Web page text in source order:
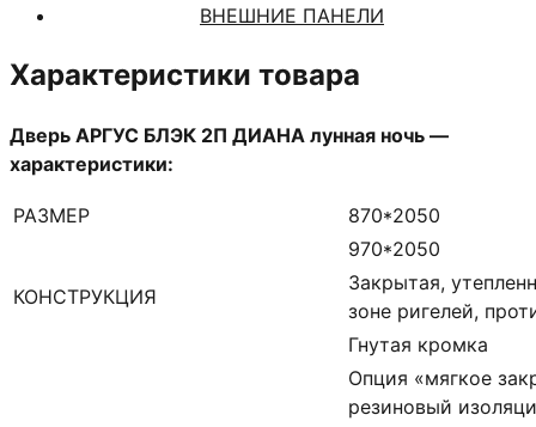
ВНЕШНИЕ ПАНЕЛИ
Характеристики товара
Дверь АРГУС БЛЭК 2П ДИАНА лунная ночь —
характеристики:
РАЗМЕР
870*2050
970*2050
КОНСТРУКЦИЯ
Закрытая,
зоне ригелей,
Гнутая кромка
Опция «мягкое
резиновый